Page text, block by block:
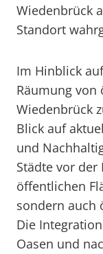
Wiedenbrück
Standort
Im Hinblick
Räumung von
Wiedenbrück
Blick auf
und
Städte vor
öffentlichen
sondern auch
Die
Oasen und